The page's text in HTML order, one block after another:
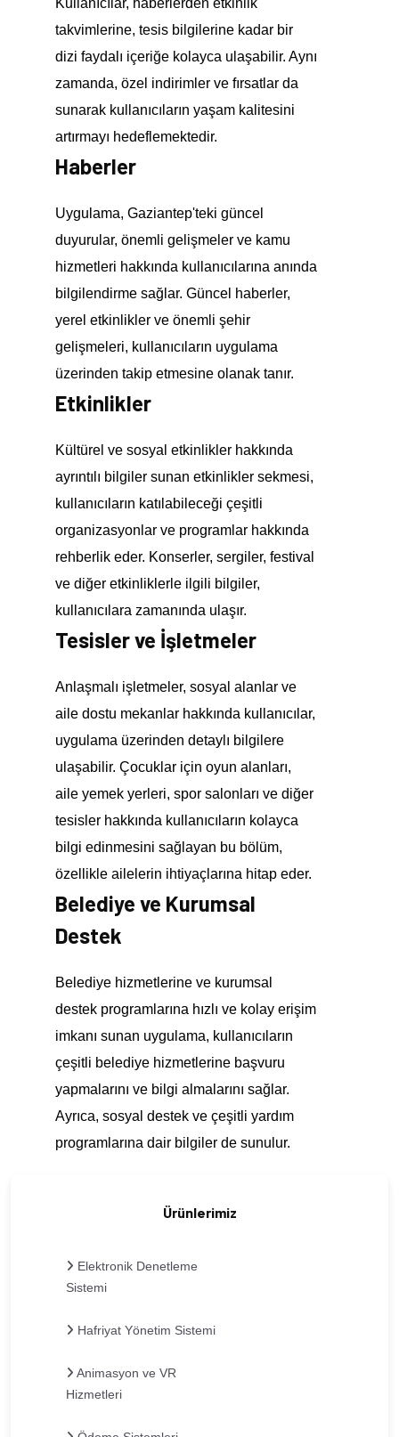
Ürünlerimiz
Elektronik Denetleme
Sistemi
Hafriyat Yönetim Sistemi
Animasyon ve VR
Hizmetleri
Kullanıcılar, haberlerden etkinlik
takvimlerine, tesis bilgilerine kadar bir
dizi faydalı içeriğe kolayca ulaşabilir. Aynı
zamanda, özel indirimler ve fırsatlar da
sunarak kullanıcıların yaşam kalitesini
artırmayı hedeflemektedir.
Haberler
Uygulama, Gaziantep'teki güncel
duyurular, önemli gelişmeler ve kamu
hizmetleri hakkında kullanıcılarına anında
bilgilendirme sağlar. Güncel haberler,
yerel etkinlikler ve önemli şehir
gelişmeleri, kullanıcıların uygulama
üzerinden takip etmesine olanak tanır.
Etkinlikler
Kültürel ve sosyal etkinlikler hakkında
ayrıntılı bilgiler sunan etkinlikler sekmesi,
kullanıcıların katılabileceği çeşitli
organizasyonlar ve programlar hakkında
rehberlik eder. Konserler, sergiler, festival
ve diğer etkinliklerle ilgili bilgiler,
kullanıcılara zamanında ulaşır.
Tesisler ve İşletmeler
Anlaşmalı işletmeler, sosyal alanlar ve
aile dostu mekanlar hakkında kullanıcılar,
uygulama üzerinden detaylı bilgilere
ulaşabilir. Çocuklar için oyun alanları,
aile yemek yerleri, spor salonları ve diğer
tesisler hakkında kullanıcıların kolayca
bilgi edinmesini sağlayan bu bölüm,
özellikle ailelerin ihtiyaçlarına hitap eder.
Belediye ve Kurumsal
Destek
Belediye hizmetlerine ve kurumsal
destek programlarına hızlı ve kolay erişim
imkanı sunan uygulama, kullanıcıların
çeşitli belediye hizmetlerine başvuru
yapmalarını ve bilgi almalarını sağlar.
Ayrıca, sosyal destek ve çeşitli yardım
programlarına dair bilgiler de sunulur.